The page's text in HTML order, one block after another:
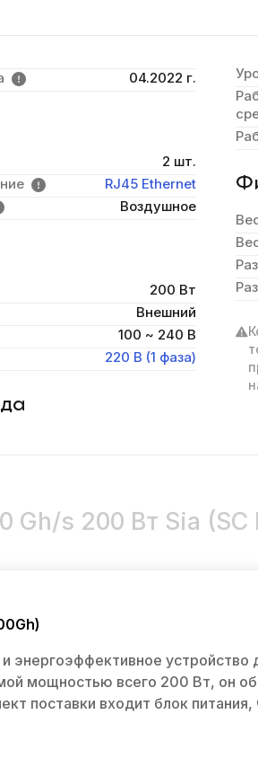
04.2022 г.
2 шт.
RJ45 Ethernet
Воздушное
200 Вт
Внешний
100 ~ 240 В
220 В (1 фаза)
s 200 Вт Sia (SC
энергоэффективное устройство
мощностью всего 200 Вт, он
поставки входит блок питания,